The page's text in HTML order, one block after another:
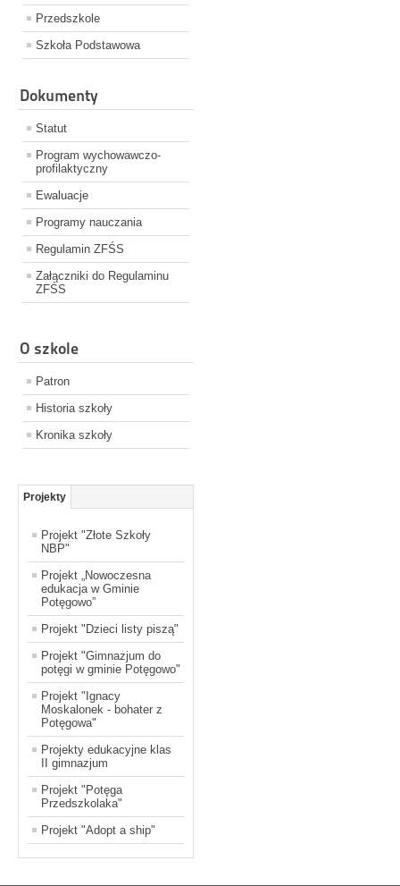
Przedszkole
Szkoła Podstawowa
Dokumenty
Statut
Program wychowawczo-
profilaktyczny
Ewaluacje
Programy nauczania
Regulamin ZFŚS
Załączniki do Regulaminu
ZFŚS
O szkole
Patron
Historia szkoły
Kronika szkoły
Projekty
Projekt "Złote Szkoły
NBP"
Projekt „Nowoczesna
edukacja w Gminie
Potęgowo”
Projekt "Dzieci listy piszą"
Projekt "Gimnazjum do
potęgi w gminie Potęgowo"
Projekt "Ignacy
Moskalonek - bohater z
Potęgowa"
Projekty edukacyjne klas
II gimnazjum
Projekt "Potęga
Przedszkolaka"
Projekt "Adopt a ship"